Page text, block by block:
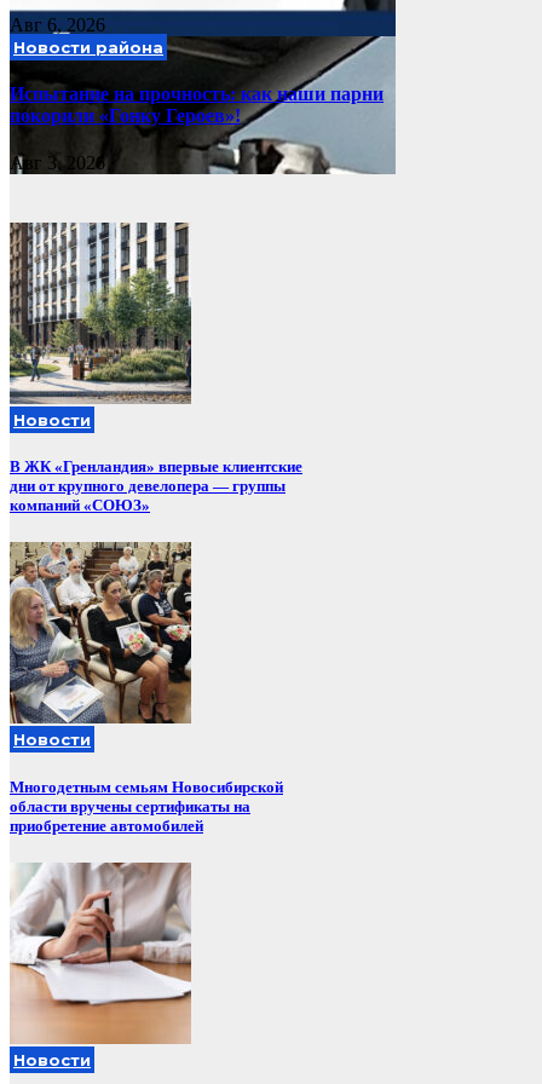
Авг 6, 2026
Новости района
Испытание на прочность: как наши парни
покорили «Гонку Героев»!
Авг 3, 2026
Новости
В ЖК «Гренландия» впервые клиентские
дни от крупного девелопера — группы
компаний «СОЮЗ»
Новости
Многодетным семьям Новосибирской
области вручены сертификаты на
приобретение автомобилей
Новости